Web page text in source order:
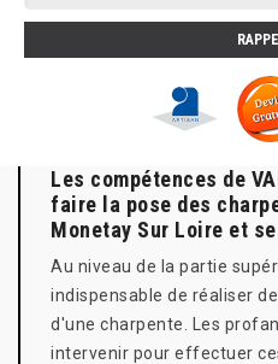
Les compétences de
faire la pose des
Monetay Sur Loire et
Au niveau de la partie
indispensable de réaliser
d'une charpente. Les
intervenir pour effectuer